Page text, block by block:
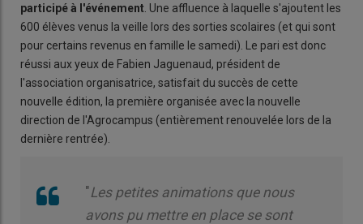
participé à l'événement . Une affluence à laquelle s'ajoutent les
600 élèves venus la veille lors des sorties scolaires (et qui sont
pour certains revenus en famille le samedi). Le pari est donc
réussi aux yeux de Fabien Jaguenaud, président de
l'association organisatrice, satisfait du succès de cette
nouvelle édition, la première organisée avec la nouvelle
direction de l'Agrocampus (entièrement renouvelée lors de la
dernière rentrée).
"Les petites animations que nous
avons pu mettre en place se sont